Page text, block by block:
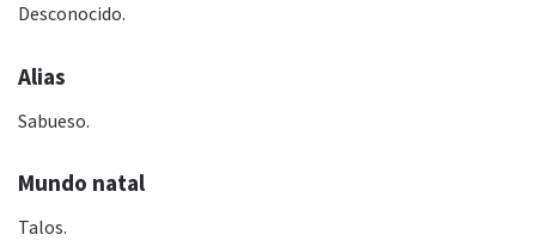
Desconocido.
Alias
Sabueso.
Mundo natal
Talos.